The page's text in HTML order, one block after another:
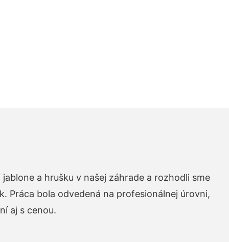
a hrušku v našej záhrade a rozhodli sme
Práca bola odvedená na profesionálnej úrovni,
aj s cenou.